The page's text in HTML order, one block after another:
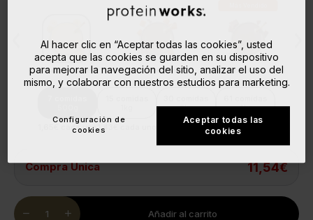
Plátano Suave Caramel Latte Chocolate Suave
1,65€ cada uno1,43€ cada uno
2kg
1,32€ cada uno
4kg
1,24€ cada uno
Compra Única 11,54€
remove
Quantity
add Añadir al carrito
Al hacer clic en “Aceptar todas las cookies”, usted
acepta que las cookies se guarden en su dispositivo
para mejorar la navegación del sitio, analizar el uso del
mismo, y colaborar con nuestros estudios para marketing.
Aceptar todas las
cookies
Configuración de
cookies